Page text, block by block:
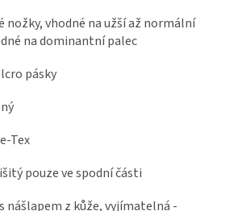
nožky, vhodné na užší až normální
na dominantní palec
pásky
Tex
pouze ve spodní části
nášlapem z kůže, vyjímatelná -